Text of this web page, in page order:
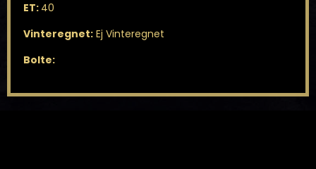
ET: 40
Vinteregnet:Ej Vinteregnet
Bolte: